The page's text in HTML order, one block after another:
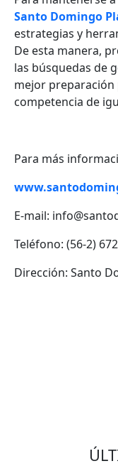
Santo Domingo
estrategias y
De esta manera,
las búsquedas de
mejor preparación
competencia de
Para más
E-mail:
Teléfono: (56-2)
Dirección: Santo